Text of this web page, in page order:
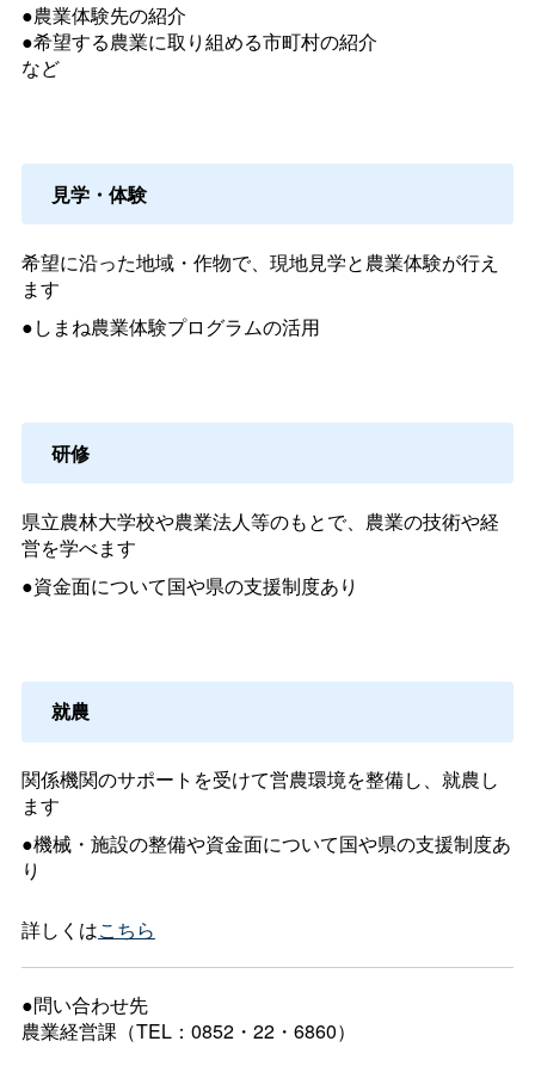
●農業体験先の紹介
●希望する農業に取り組める市町村の紹介
など
見学・体験
希望に沿った地域・作物で、現地見学と農業体験が行え
ます
●しまね農業体験プログラムの活用
研修
県立農林大学校や農業法人等のもとで、農業の技術や経
営を学べます
●資金面について国や県の支援制度あり
就農
関係機関のサポートを受けて営農環境を整備し、就農し
ます
●機械・施設の整備や資金面について国や県の支援制度あ
り
詳しくはこちら
●問い合わせ先
農業経営課（TEL：0852・22・6860）